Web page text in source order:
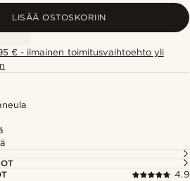
LISÄÄ OSTOSKORIIN
€ - ilmainen toimitusvaihtoehto yli
4.9